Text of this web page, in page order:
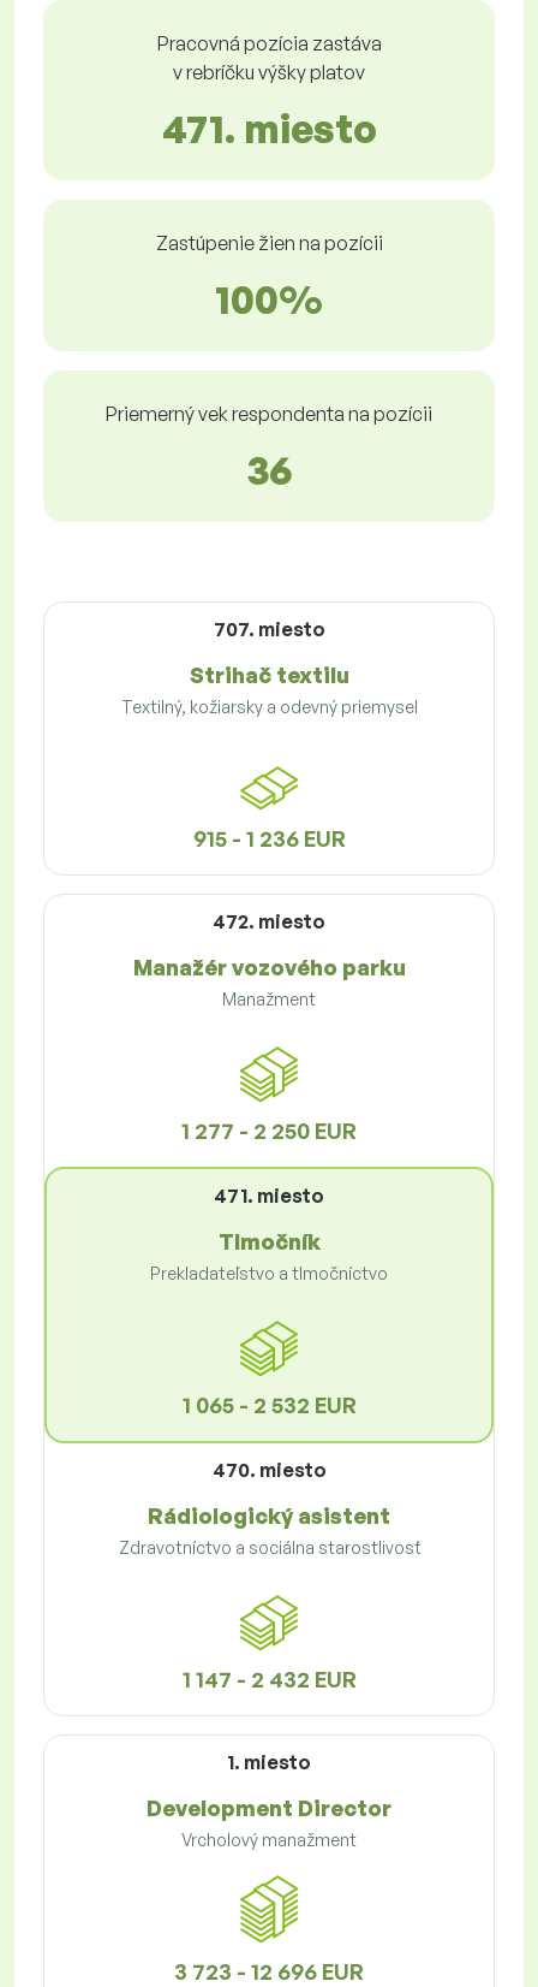
Pracovná pozícia zastáva
v rebríčku výšky platov
471. miesto
Zastúpenie žien na pozícii
100%
Priemerný vek respondenta na pozícii
36
707. miesto
Strihač textilu
Textilný, kožiarsky a odevný priemysel
915 - 1 236 EUR
472. miesto
Manažér vozového parku
Manažment
1 277 - 2 250 EUR
471. miesto
Tlmočník
Prekladateľstvo a tlmočníctvo
1 065 - 2 532 EUR
470. miesto
Rádiologický asistent
Zdravotníctvo a sociálna starostlivosť
1 147 - 2 432 EUR
1. miesto
Development Director
Vrcholový manažment
3 723 - 12 696 EUR